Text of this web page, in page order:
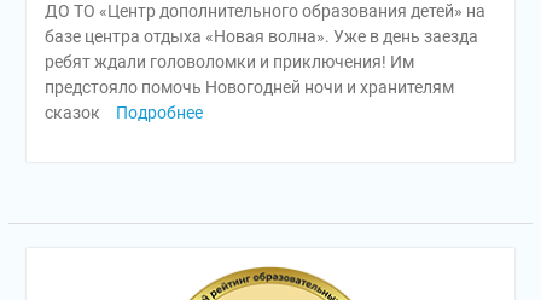
ДО ТО «Центр дополнительного образования детей» на
базе центра отдыха «Новая волна». Уже в день заезда
ребят ждали головоломки и приключения! Им
предстояло помочь Новогодней ночи и хранителям
сказок
Подробнее